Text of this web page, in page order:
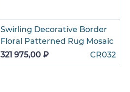
Swirling Decorative Border
Floral Patterned Rug Mosaic
321 975,00 ₽
CR032